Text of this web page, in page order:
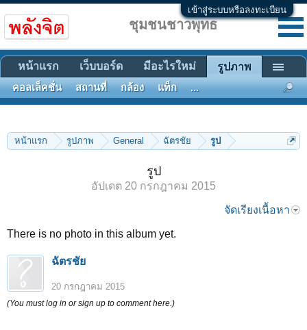
เข้าสู่ระบบหรือลงทะเบียน
หน้าแรก รูปภาพ General ฉัตรชัย รูป
รูป
อัปเดต 20 กรกฎาคม 2015
จัดเรียงเนื้อหา
There is no photo in this album yet.
ฉัตรชัย
20 กรกฎาคม 2015
(You must log in or sign up to comment here.)
ชุมชนชาวพุทธ
หน้าแรก เว็บบอร์ด มีอะไรใหม่ รูปภาพ
คอลเล็คชั่น สถานที่ กล้อง แท็ก ...